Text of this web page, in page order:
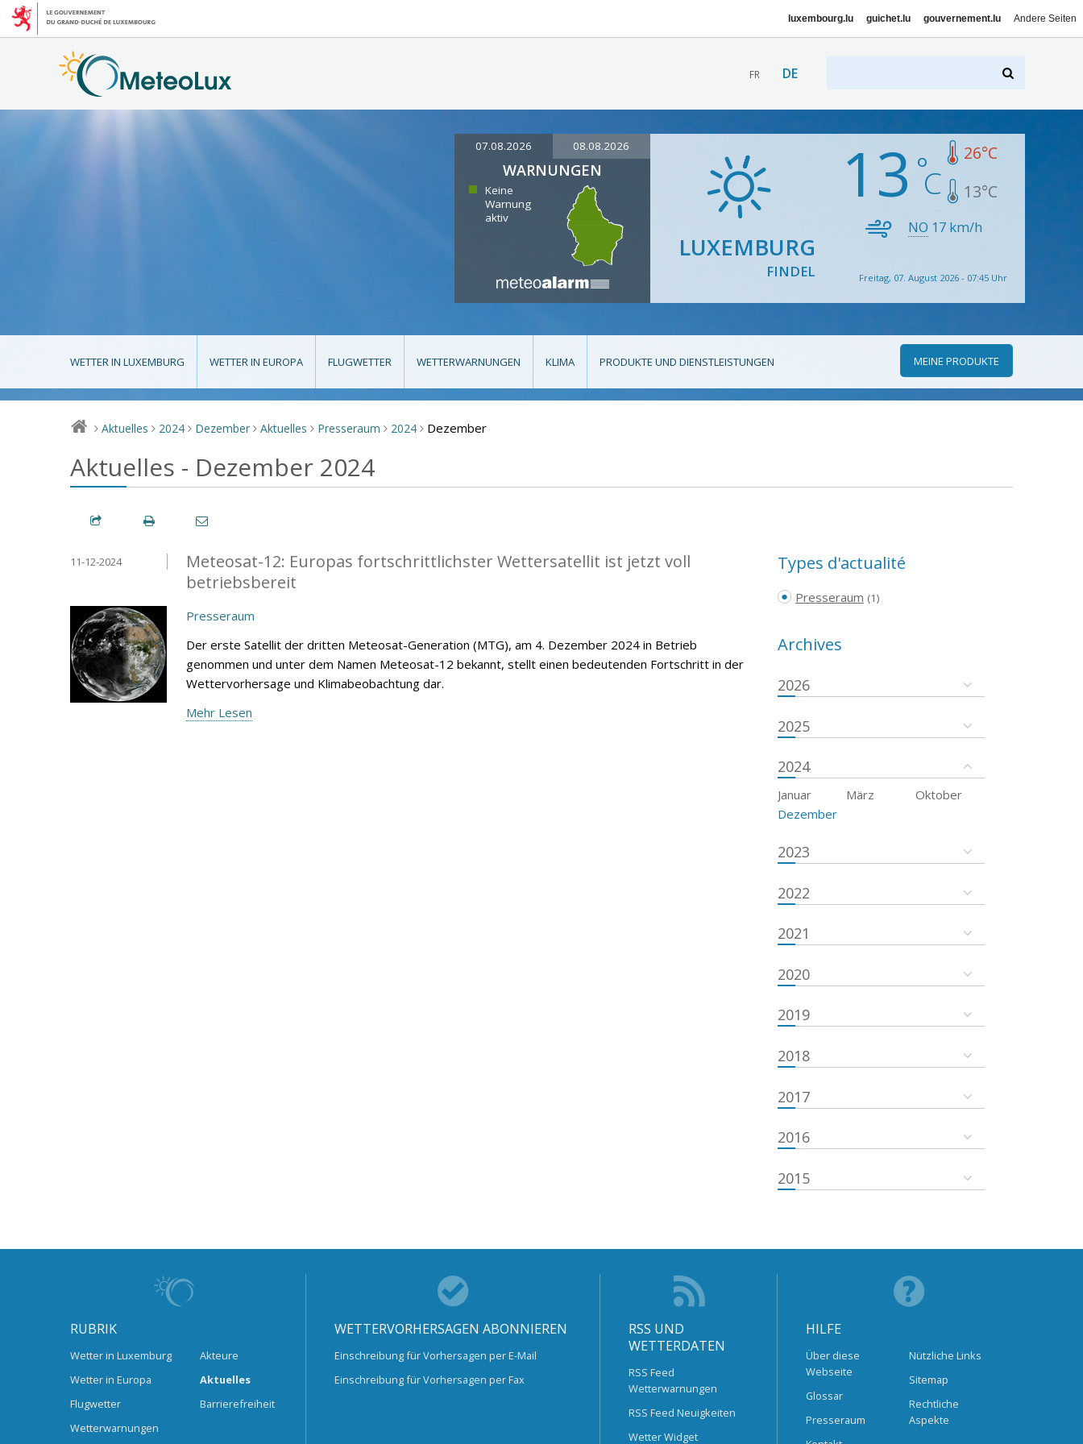
luxembourg.lu guichet.lu gouvernement.lu Andere Seiten
FR DE
07.08.2026 08.08.2026
WARNUNGEN
Keine
Warnung
aktiv
LUXEMBURG
FINDEL
13 26°C
13°C
NO 17 km/h
Freitag, 07. August 2026 - 07:45 Uhr
WETTER IN LUXEMBURG WETTER IN EUROPA FLUGWETTER WETTERWARNUNGEN KLIMA PRODUKTE UND DIENSTLEISTUNGEN MEINE PRODUKTE
> Aktuelles > 2024 > Dezember > Aktuelles > Presseraum > 2024 > Dezember
Aktuelles - Dezember 2024
Meteosat-12: Europas fortschrittlichster Wettersatellit ist jetzt voll
betriebsbereit
11-12-2024
Presseraum
Der erste Satellit der dritten Meteosat-Generation (MTG), am 4. Dezember 2024 in Betrieb
genommen und unter dem Namen Meteosat-12 bekannt, stellt einen bedeutenden Fortschritt in der
Wettervorhersage und Klimabeobachtung dar.
Mehr Lesen
Types d'actualité
Presseraum (1)
Archives
2026
2025
2024
Januar März
Oktober
Dezember
2023
2022
2021
2020
2019
2018
2017
2016
2015
RUBRIK
Wetter in Luxemburg
Wetter in Europa
Flugwetter
Wetterwarnungen
Akteure
Aktuelles
Barrierefreiheit
WETTERVORHERSAGEN ABONNIEREN
Einschreibung für Vorhersagen per E-Mail
Einschreibung für Vorhersagen per Fax
RSS UND
WETTERDATEN
RSS Feed
Wetterwarnungen
RSS Feed Neuigkeiten
Wetter Widget
HILFE
Über diese
Webseite
Glossar
Presseraum
Nützliche Links
Sitemap
Rechtliche
Aspekte